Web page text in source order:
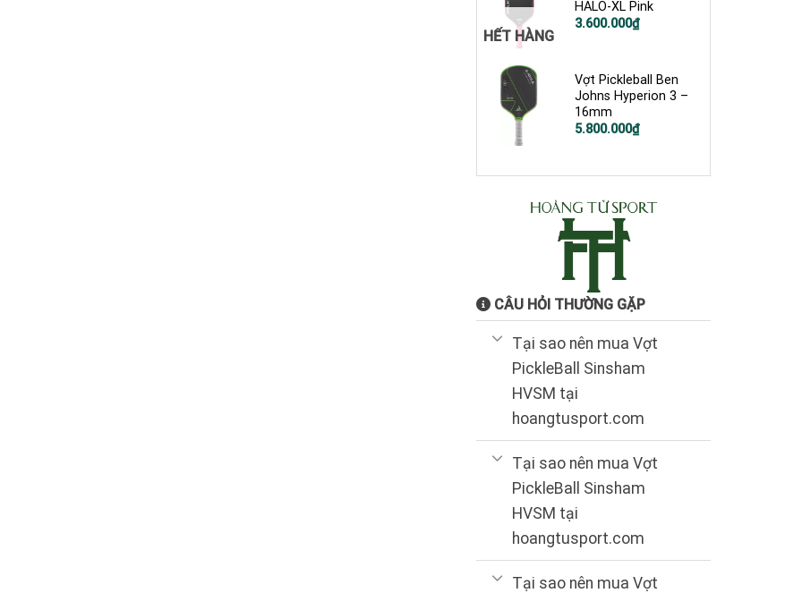
HẾT HÀNG
HALO-XL Pink
Giá
3.600.000₫
Giá
3.600.000₫.
Vợt Pickleball Ben
Johns Hyperion 3 –
16mm
Giá
5.800.000₫
Giá
5.800.000₫.
CÂU HỎI THƯỜNG GẶP
Tại sao nên mua Vợt
PickleBall Sinsham
HVSM tại
hoangtusport.com
Tại sao nên mua Vợt
PickleBall Sinsham
HVSM tại
hoangtusport.com
Tại sao nên mua Vợt